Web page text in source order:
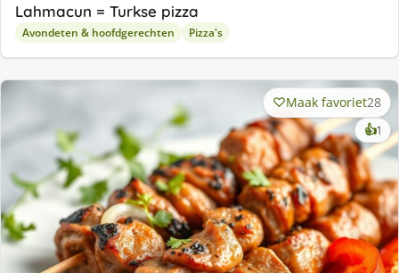
Lahmacun = Turkse pizza
Avondeten & hoofdgerechten Pizza's
Maak favoriet28
👍1